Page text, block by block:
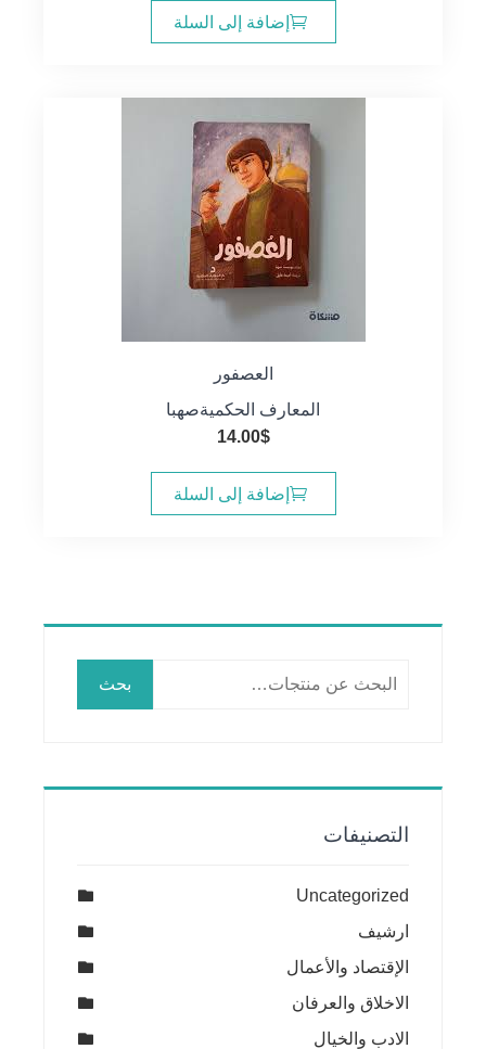
هو:
6.00$.
هو:
5.00$.
إضافة إلى السلة
العصفور
المعارف الحكميةصهبا
14.00$
إضافة إلى السلة
بحث
التصنيفات
Uncategorized
ارشيف
الإقتصاد والأعمال
الاخلاق والعرفان
الادب والخيال